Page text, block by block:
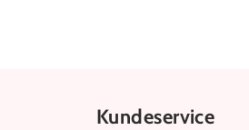
Kundeservice